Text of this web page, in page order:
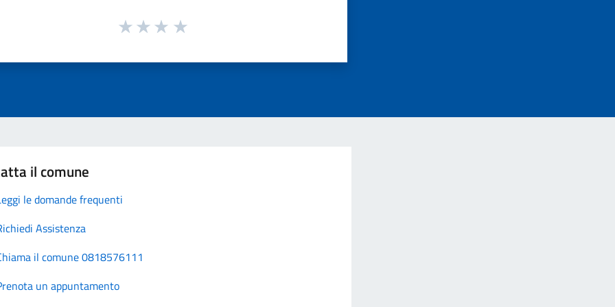
il comune
le domande frequenti
Assistenza
il comune 0818576111
un appuntamento